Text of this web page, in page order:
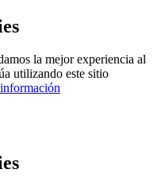
la mejor experiencia al
utilizando este sitio